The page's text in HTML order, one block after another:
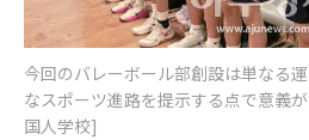
今回のバレーボール部創設は単なる
なスポーツ進路を提示する点で意義
国人学校]